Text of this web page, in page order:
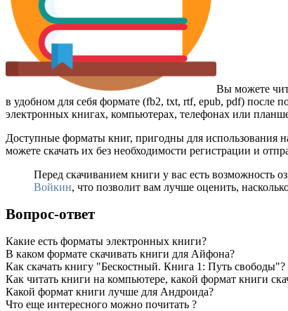
Вы можете
в удобном для себя формате (fb2, txt, rtf, epub, pdf) после
электронных книгах, компьютерах, телефонах или
Доступные форматы книг, пригодны для использования
можете скачать их без необходимости регистрации и
Перед скачиванием книги у вас есть возможность
Войкин, что позволит вам лучше оценить,
Вопрос-ответ
Какие есть форматы электронных книги?
В каком формате скачивать книги для Айфона?
Как скачать книгу "Бескостный. Книга 1: Путь свободы"?
Как читать книги на компьютере, какой формат книги
Какой формат книги лучше для Андроида?
Что еще интересного можно почитать ?